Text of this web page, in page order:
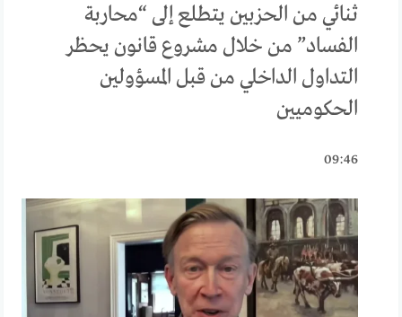
ثنائي من الحزبين يتطلع إلى “محاربة
الفساد” من خلال مشروع قانون يحظر
التداول الداخلي من قبل المسؤولين
الحكوميين
09:46